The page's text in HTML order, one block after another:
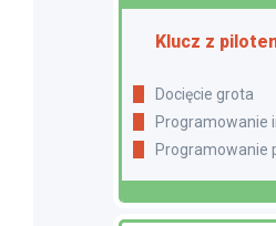
Klucz z
Docięcie grota
Programowanie